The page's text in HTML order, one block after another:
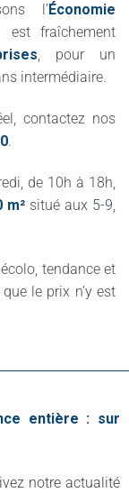
l’Économie
est fraîchement
, pour un
intermédiaire.
contactez nos
.
de 10h à 18h,
m² situé aux 5-9,
tendance et
le prix n’y est
entière : sur
notre actualité